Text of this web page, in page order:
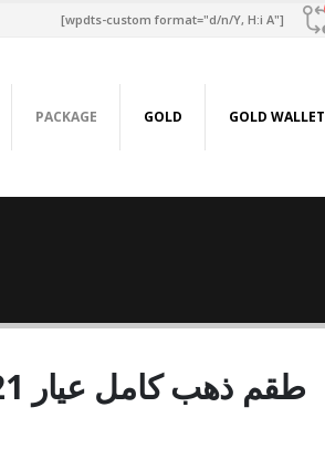
[wpdts-custom format="d/n/Y, H:i A"]
PACKAGE GOLD GOLD WALLET
طقم ذهب كامل عيار 21 من سليمه جولد